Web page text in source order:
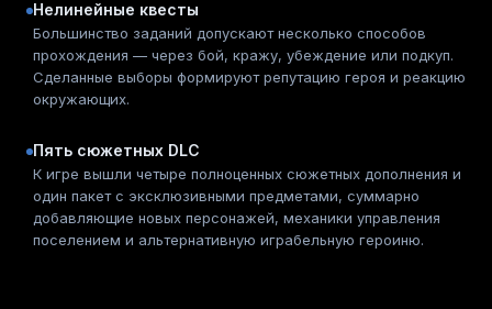
Нелинейные квесты
Большинство заданий допускают несколько способов
прохождения — через бой, кражу, убеждение или подкуп.
Сделанные выборы формируют репутацию героя и реакцию
окружающих.
Пять сюжетных DLC
К игре вышли четыре полноценных сюжетных дополнения и
один пакет с эксклюзивными предметами, суммарно
добавляющие новых персонажей, механики управления
поселением и альтернативную играбельную героиню.